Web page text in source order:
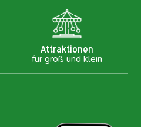
Attraktionen
für groß und klein